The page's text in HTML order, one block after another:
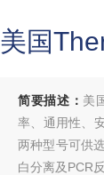
美国
简要描述： 美
率、通用性、
两种型号可供
白分离及PCR